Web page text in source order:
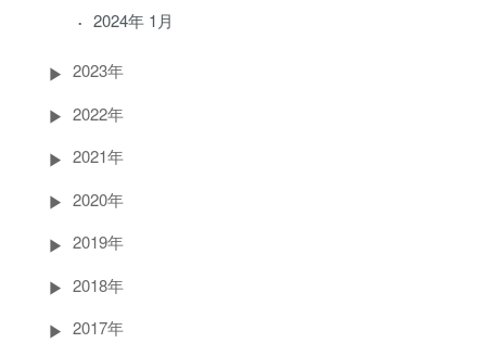
2024年 1月
2023年
2022年
2021年
2020年
2019年
2018年
2017年